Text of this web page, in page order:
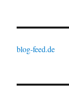
blog-feed.de